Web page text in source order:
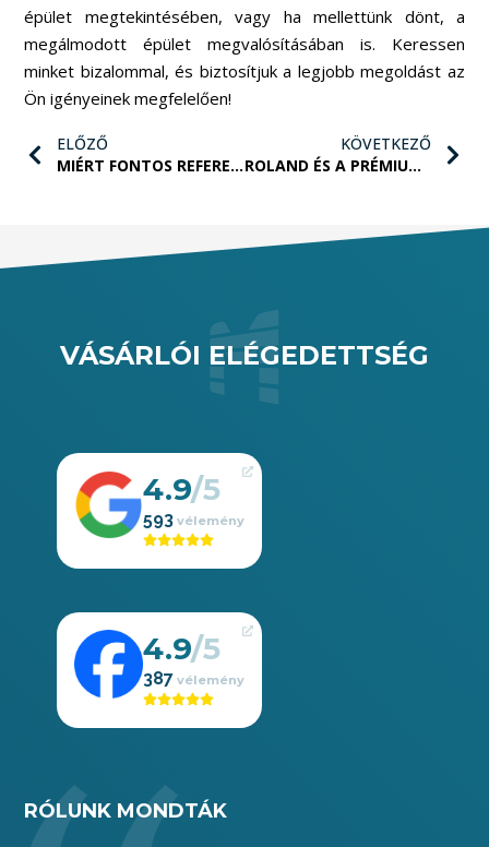
épület megtekintésében, vagy ha mellettünk dönt, a
megálmodott épület megvalósításában is. Keressen
minket bizalommal, és biztosítjuk a legjobb megoldást az
Ön igényeinek megfelelően!
ELŐZŐ
MIÉRT FONTOS REFERENCIA MEGTEKINTÉSE MOBILGARÁZS VÁSÁRLÁS ELŐTT?
KÖVETKEZŐ
ROLAND ÉS A PRÉMIUM MOBILGARÁZS TÖRTÉNETE
VÁSÁRLÓI ELÉGEDETTSÉG
4.9
593
4.9
387
RÓLUNK MONDTÁK